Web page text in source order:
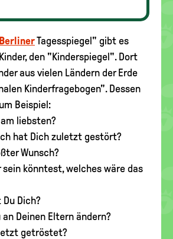
BerlinerTagesspiegel" gibt es
den "Kinderspiegel". Dort
aus vielen Ländern der Erde
Kinderfragebogen". Dessen
Beispiel:
liebsten?
hat Dich zuletzt gestört?
Wunsch?
sein könntest, welches wäre das
Dich?
an Deinen Eltern ändern?
getröstet?